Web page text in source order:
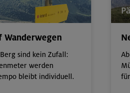
Sesvennahütte
Klettersteige im Herzen von
MTB-Tour rund um den
Wanderwegen
sind kein Zufall:
werden
bleibt individuell.